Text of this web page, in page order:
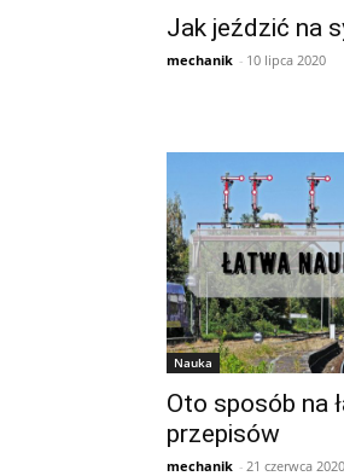
Jak jeździć na
mechanik - 10 lipca 2020
Nauka
Oto sposób na
przepisów
mechanik - 21 czerwca 2020